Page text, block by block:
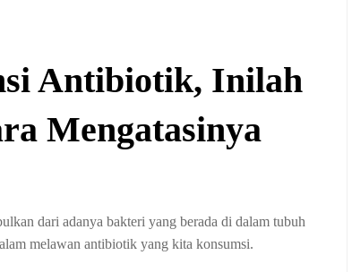
Antibiotik, Inilah
Mengatasinya
dari adanya bakteri yang berada di dalam tubuh
melawan antibiotik yang kita konsumsi.